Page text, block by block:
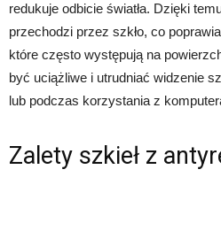
redukuje odbicie światła. Dzięki
przechodzi przez szkło, co
które często występują na
być uciążliwe i utrudniać widzenie
lub podczas korzystania z
Zalety szkieł z